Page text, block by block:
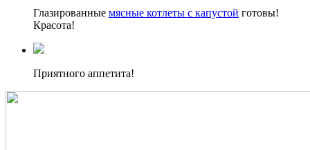
Глазированные мясные котлеты с капустой готовы!
Красота!
Приятного аппетита!